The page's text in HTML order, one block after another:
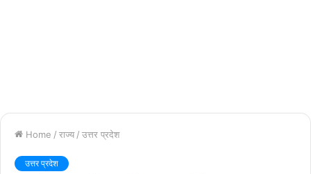
Home / राज्य / उत्तर प्रदेश
उत्तर प्रदेश